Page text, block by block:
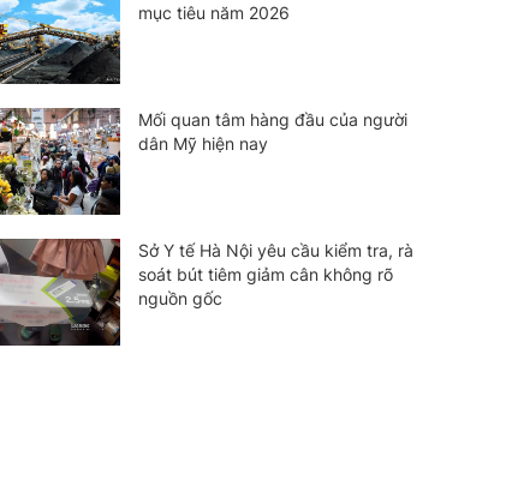
mục tiêu năm 2026
Mối quan tâm hàng đầu của người
dân Mỹ hiện nay
Sở Y tế Hà Nội yêu cầu kiểm tra, rà
soát bút tiêm giảm cân không rõ
nguồn gốc